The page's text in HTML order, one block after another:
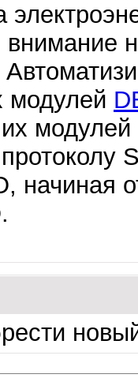
внимание
модулей
начиная